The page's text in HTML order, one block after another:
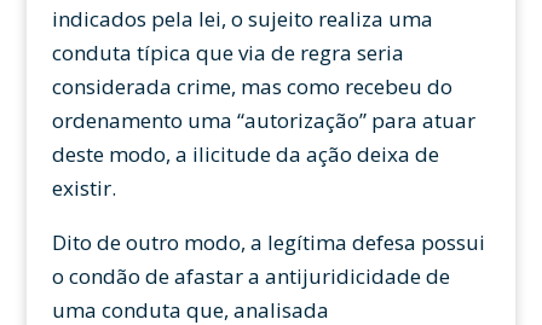
indicados pela lei, o sujeito realiza uma
conduta típica que via de regra seria
considerada crime, mas como recebeu do
ordenamento uma “autorização” para atuar
deste modo, a ilicitude da ação deixa de
existir.
Dito de outro modo, a legítima defesa possui
o condão de afastar a antijuridicidade de
uma conduta que, analisada